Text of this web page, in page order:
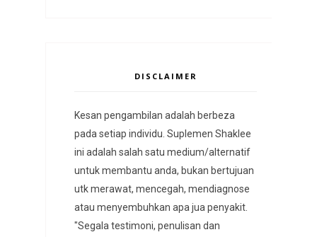
DISCLAIMER
Kesan pengambilan adalah berbeza
pada setiap individu. Suplemen Shaklee
ini adalah salah satu medium/alternatif
untuk membantu anda, bukan bertujuan
utk merawat, mencegah, mendiagnose
atau menyembuhkan apa jua penyakit.
"Segala testimoni, penulisan dan